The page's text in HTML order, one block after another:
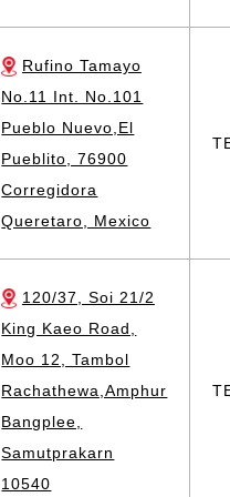
Rufino Tamayo
No.11 Int. No.101
Pueblo Nuevo,El
Pueblito, 76900
Corregidora
Queretaro, Mexico
120/37, Soi 21/2
King Kaeo Road,
Moo 12, Tambol
Rachathewa,Amphur
Bangplee,
Samutprakarn
10540